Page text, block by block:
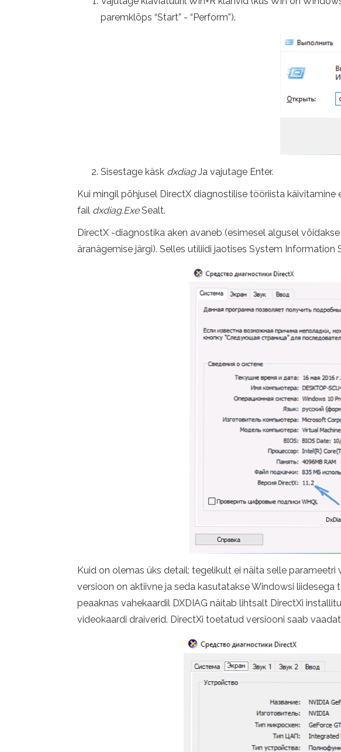
paremklõps “Start” - “Perform”).
Sisestage käsk dxdiagJa vajutage Enter.
Kui mingil põhjusel DirectX diagnostilise tööriista
fail dxdiag.ExeSealt.
DirectX -diagnostika aken avaneb (esimesel algusel
äranägemise järgi). Selles utiliidi jaotises System
Kuid on olemas üks detail: tegelikult ei näita selle
versioon on aktiivne ja seda kasutatakse Windowsi liidesega
peaaknas vahekaardil DXDIAG näitab lihtsalt DirectXi
videokaardi draiverid. DirectXi toetatud versiooni saab